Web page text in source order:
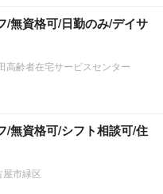
/無資格可/日勤のみ/デイサ
高齢者在宅サービスセンター
/無資格可/シフト相談可/住
市緑区